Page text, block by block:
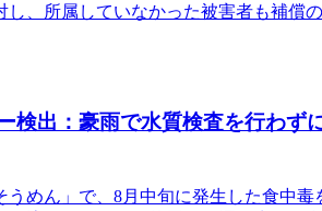
、所属していなかった被害者も補償
検出：豪雨で水質検査を行わず
めん」で、8月中旬に発生した食中